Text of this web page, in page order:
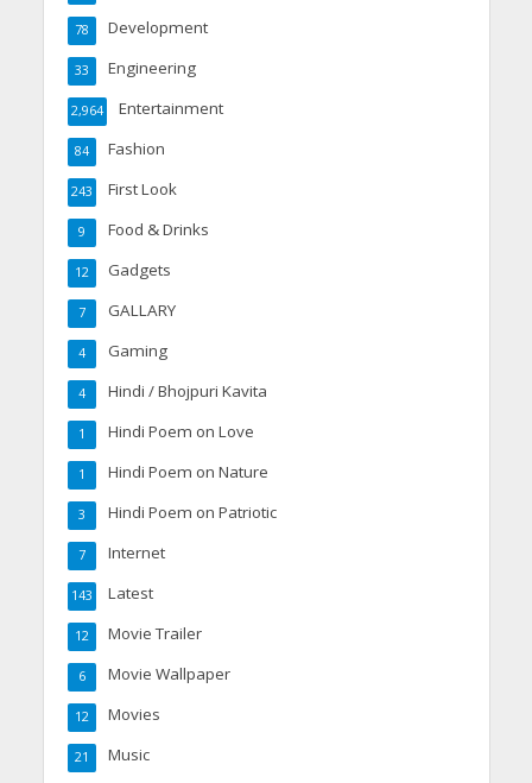
Development
78
Engineering
33
Entertainment
2,964
Fashion
84
First Look
243
Food & Drinks
9
Gadgets
12
GALLARY
7
Gaming
4
Hindi / Bhojpuri Kavita
4
Hindi Poem on Love
1
Hindi Poem on Nature
1
Hindi Poem on Patriotic
3
Internet
7
Latest
143
Movie Trailer
12
Movie Wallpaper
6
Movies
12
Music
21